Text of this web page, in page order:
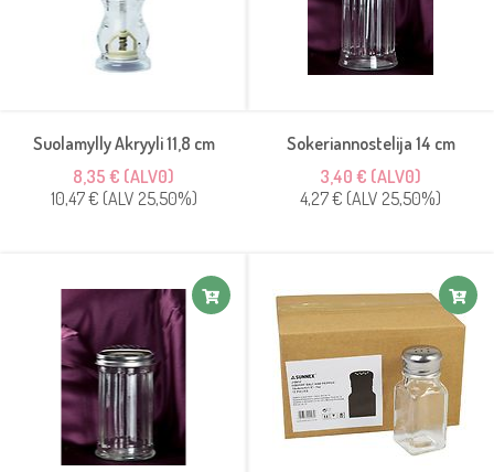
Suolamylly Akryyli 11,8 cm
8,35 € (ALV0)
10,47 € (ALV 25,50%)
Sokeriannostelija 14 cm
3,40 € (ALV0)
4,27 € (ALV 25,50%)